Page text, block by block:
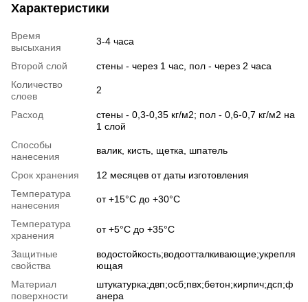
Характеристики
Время
высыхания
3-4 часа
Второй слой
стены - через 1 час, пол - через 2 часа
Количество
слоев
2
Расход
стены - 0,3-0,35 кг/м2; пол - 0,6-0,7 кг/м2 на
1 слой
Способы
нанесения
валик, кисть, щетка, шпатель
Срок хранения
12 месяцев от даты изготовления
Температура
нанесения
от +15°С до +30°С
Температура
хранения
от +5°С до +35°С
Защитные
свойства
водостойкость;водоотталкивающие;укрепля
ющая
Материал
поверхности
штукатурка;двп;осб;пвх;бетон;кирпич;дсп;ф
анера